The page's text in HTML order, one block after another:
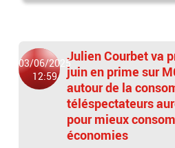
03/06/2025
12:59
Julien Courbet va
juin en prime sur
autour de la
téléspectateurs
pour mieux
économies